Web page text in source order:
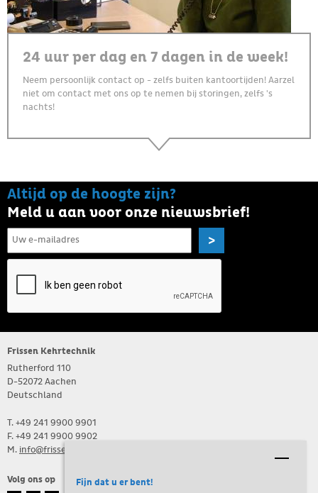
Fijn dat u er bent!
24 uur per dag en 7 dagen in de week!
Neem persoonlijk contact op - zelfs buiten kantoortijden! Aarzel
niet om contact met ons op te nemen bij storingen, zelfs 's
nachts!
Altijd op de hoogte zijn?
Meld u aan voor onze nieuwsbrief!
>
Frissen Kehrtechnik
Rutherford 110
D-52072 Aachen
Deutschland
T. +49 241 9900 9901
F. +49 241 9900 9902
M. info@frissen-kehrtechnik.de
Volg ons op